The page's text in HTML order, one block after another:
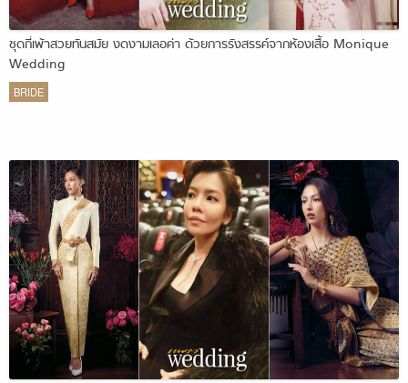
ชุดกี่เพ้าสวยทันสมัย งดงามเลอค่า ด้วยการรังสรรค์จากห้องเสื้อ Monique
Wedding
BRIDE